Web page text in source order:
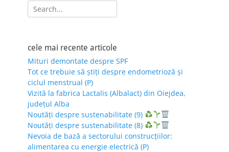
Search
for:
cele mai recente articole
Mituri demontate despre SPF
Tot ce trebuie să știți despre endometrioză și
ciclul menstrual (P)
Vizită la fabrica Lactalis (Albalact) din Oiejdea,
județul Alba
Noutăți despre sustenabilitate (9)
Noutăți despre sustenabilitate (8)
Nevoia de bază a sectorului construcțiilor:
alimentarea cu energie electrică (P)